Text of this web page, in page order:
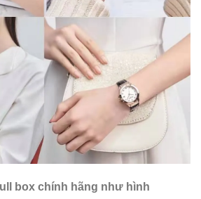
box chính hãng như hình